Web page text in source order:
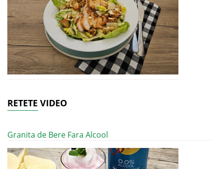
RETETE VIDEO
Granita de Bere Fara Alcool